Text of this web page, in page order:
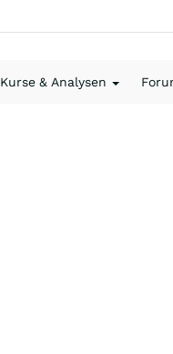
Kurse & Analysen